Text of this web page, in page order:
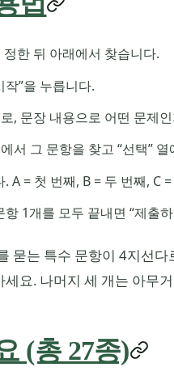
한 뒤 아래에서 찾습니다.
”을 누릅니다.
, 문장 내용으로 어떤 문제
서 그 문항을 찾고 “선택”
A = 첫 번째, B = 두 번째, C
1개를 모두 끝내면 “제출
묻는 특수 문항이 4지선
세요. 나머지 세 개는 아무
(총 27종)